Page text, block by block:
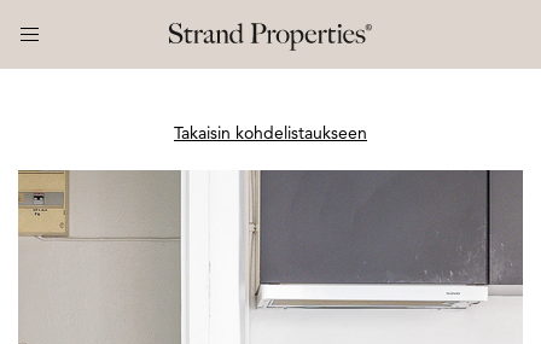
Takaisin kohdelistaukseen